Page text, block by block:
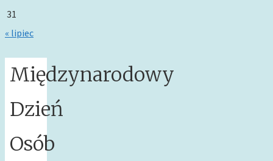
31
« lipiec
Międzynarodowy
Dzień
Osób